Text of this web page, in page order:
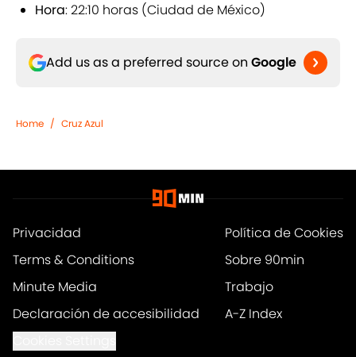
Hora: 22:10 horas (Ciudad de México)
Add us as a preferred source on Google
Home / Cruz Azul
Privacidad
Política de Cookies
Terms & Conditions
Sobre 90min
Minute Media
Trabajo
Declaración de accesibilidad
A-Z Index